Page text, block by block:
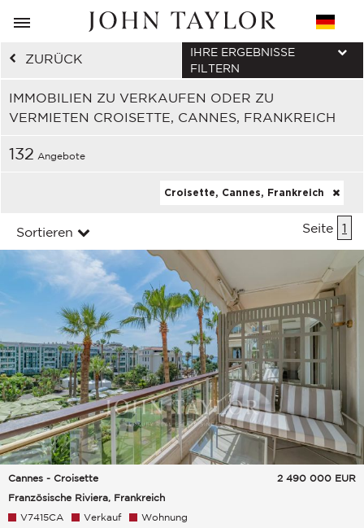
ZURÜCK
IMMOBILIEN ZU VERKAUFEN ODER ZU
VERMIETEN CROISETTE, CANNES, FRANKREICH
IHRE ERGEBNISSE
FILTERN
132 Angebote
Croisette, Cannes, Frankreich
Sortieren Seite 1
Cannes - Croisette
Französische Riviera, Frankreich
2 490 000 EUR
V7415CA Verkauf Wohnung